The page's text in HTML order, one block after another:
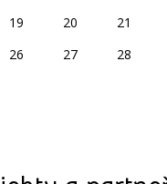
19 20 21
26 27 28